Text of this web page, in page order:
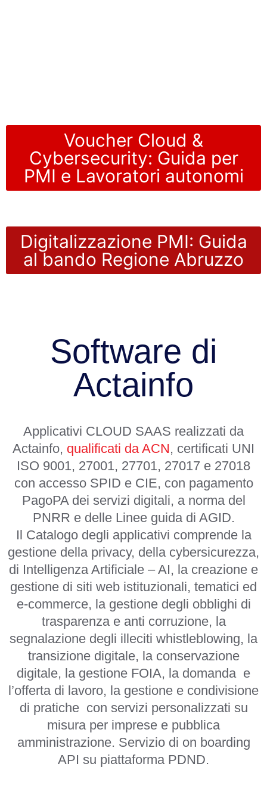
Voucher Cloud &
Cybersecurity: Guida per
PMI e Lavoratori autonomi
Digitalizzazione PMI: Guida
al bando Regione Abruzzo
Software di
Actainfo
Applicativi CLOUD SAAS realizzati da
Actainfo, qualificati da ACN, certificati UNI
ISO 9001, 27001, 27701, 27017 e 27018
con accesso SPID e CIE, con pagamento
PagoPA dei servizi digitali, a norma del
PNRR e delle Linee guida di AGID.
Il Catalogo degli applicativi comprende la
gestione della privacy, della cybersicurezza,
di Intelligenza Artificiale – AI, la creazione e
gestione di siti web istituzionali, tematici ed
e-commerce, la gestione degli obblighi di
trasparenza e anti corruzione, la
segnalazione degli illeciti whistleblowing, la
transizione digitale, la conservazione
digitale, la gestione FOIA, la domanda e
l’offerta di lavoro, la gestione e condivisione
di pratiche con servizi personalizzati su
misura per imprese e pubblica
amministrazione. Servizio di on boarding
API su piattaforma PDND.